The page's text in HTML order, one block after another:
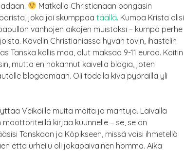
Matkalla Christianaan bongasin
joka joi skumppaa täällä. Kumpa Krista olisi
vanhojen aikojen muistoksi – kumpa perhe
Kävelin Christianiassa hyvän tovin, ihastelin
Tanska kallis maa, olut maksaa 9-11 euroa. Koitin
mutta en hokannut kaivella blogia, joten
blogaamaan. Oli todella kiva pyöräillä yli
Veikoille muita maita ja mantuja. Laivalla
kirjaa kuunnelle – se, se on
Tanskaan ja Köpikseen, missä voisi ihmetellä
että urheilu oli jokapäiväinen homma. Aika